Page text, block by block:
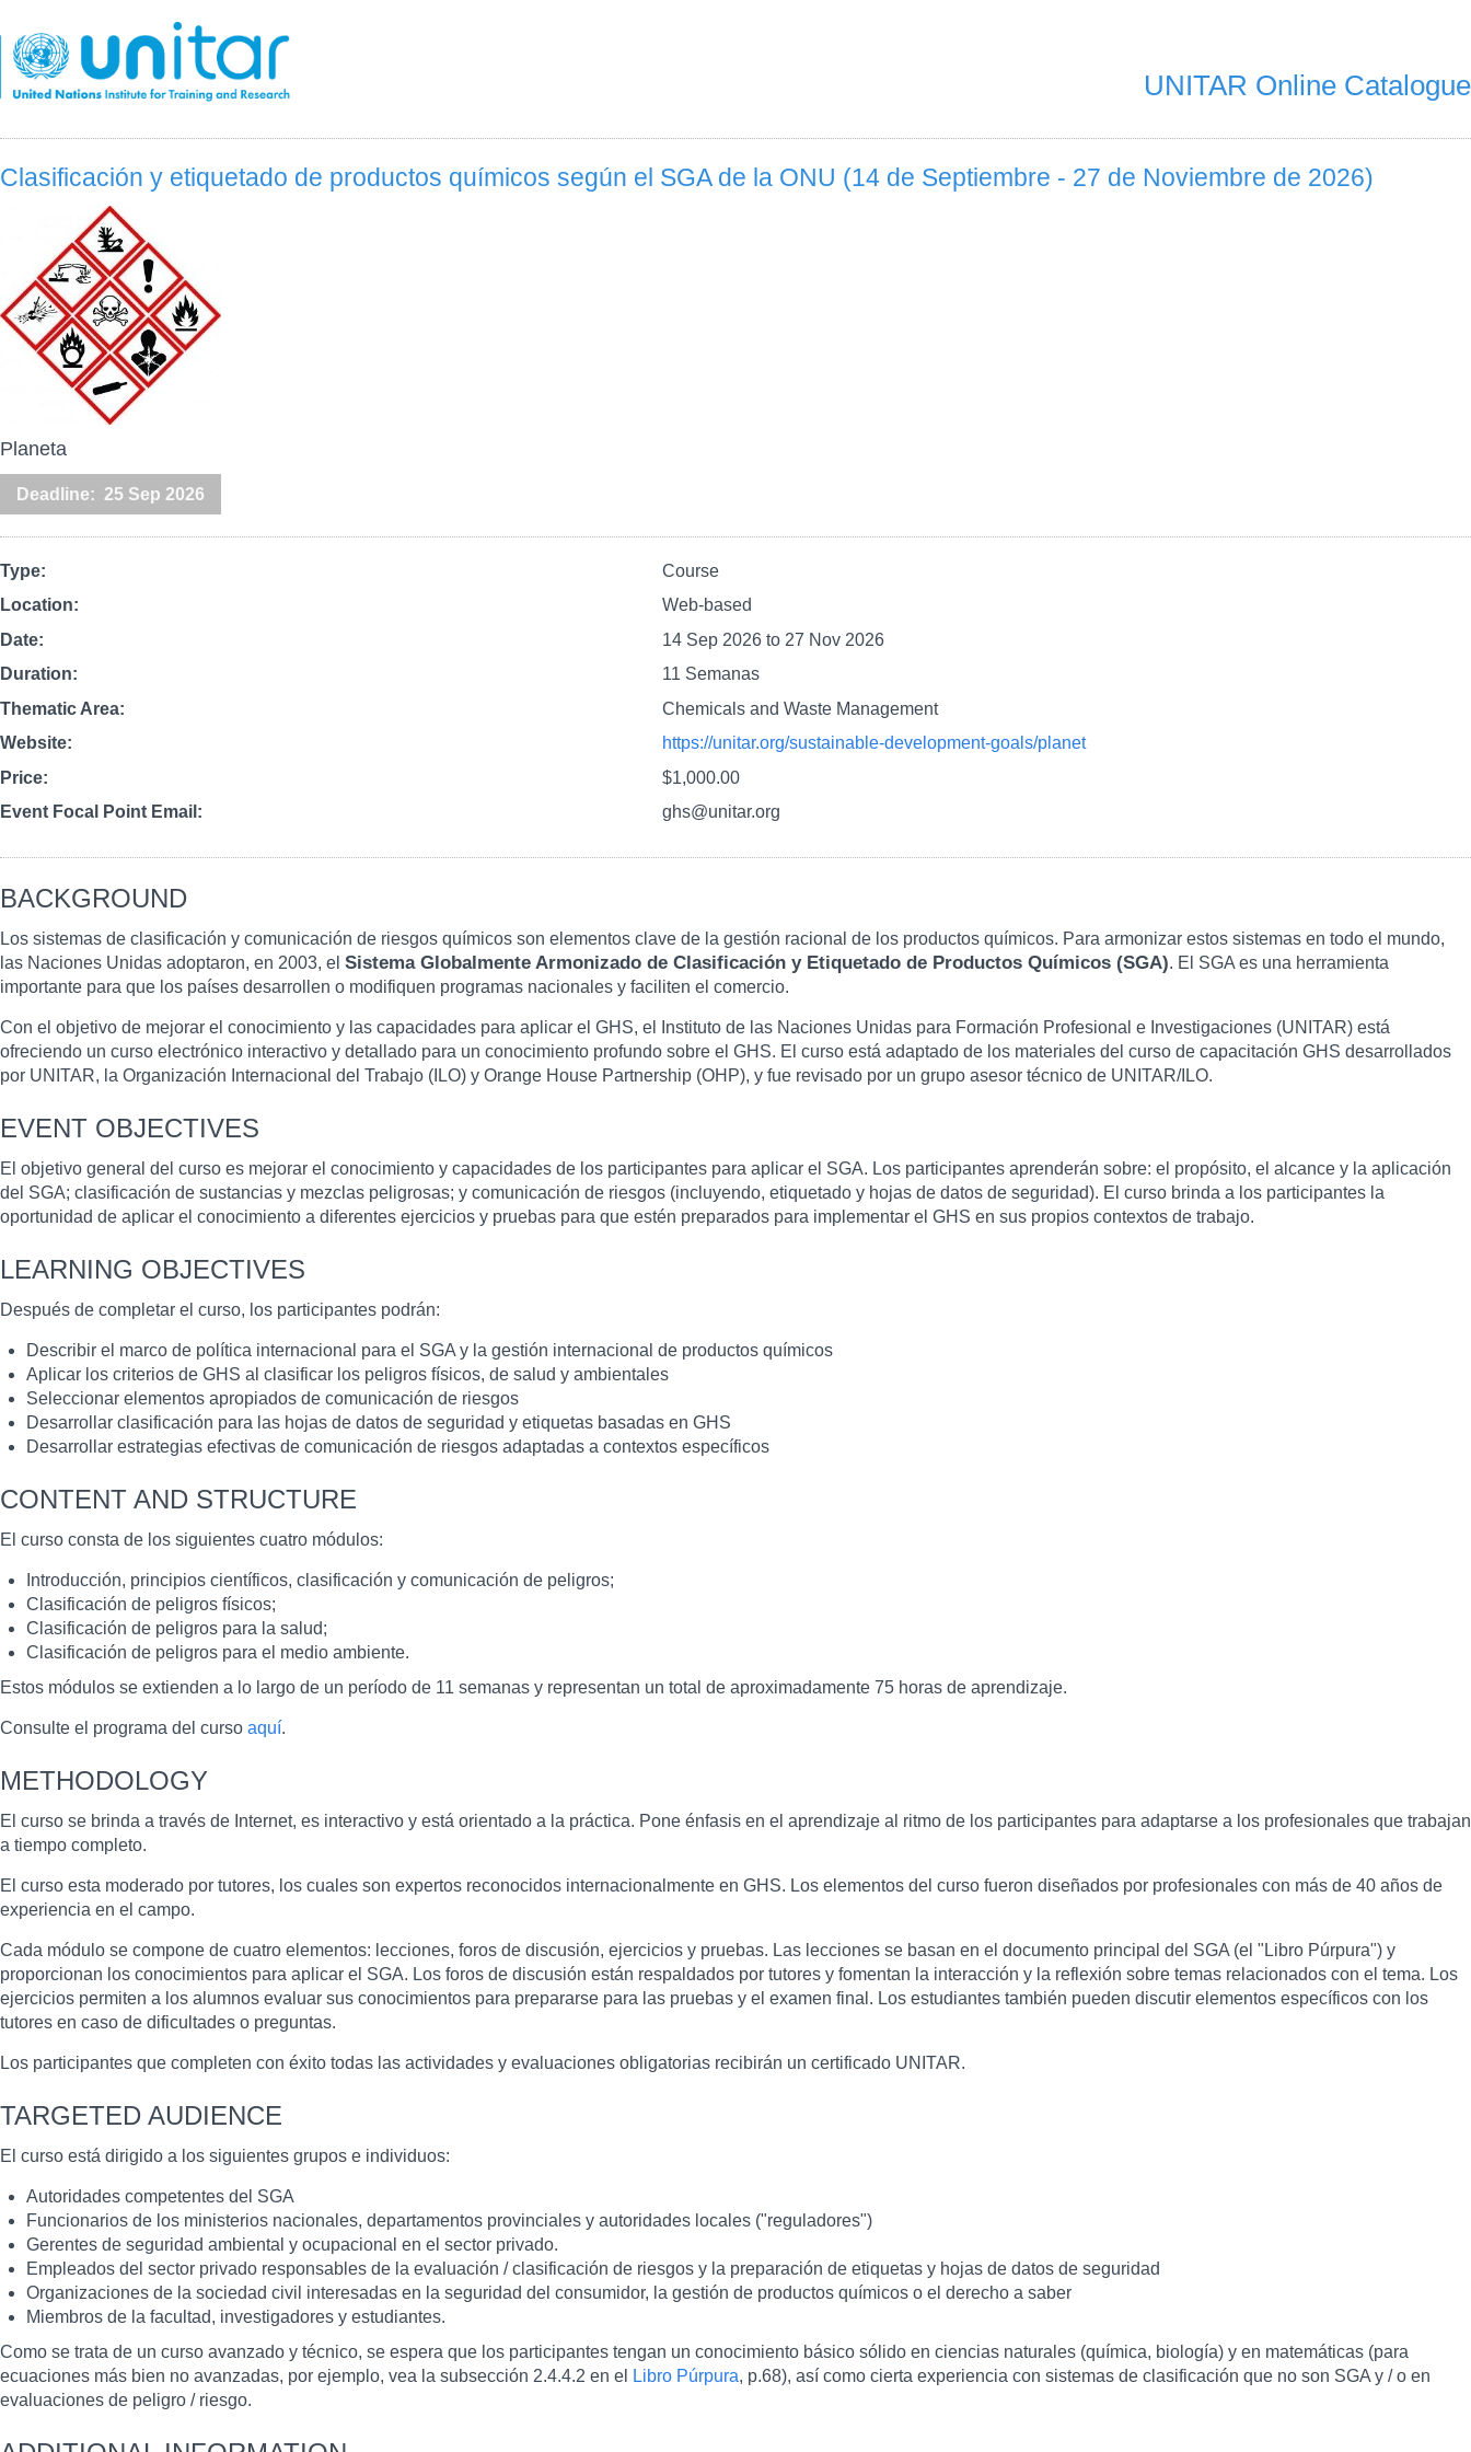
to
main
content
UNITAR Online Catalogue
Clasificación y etiquetado de productos químicos según el SGA de la ONU (14 de Septiembre - 27 de Noviembre de 2026)
Planeta
Deadline 25 Sep 2026
Type
Course
Location
Web-based
Date
14 Sep 2026to 27 Nov 2026
Duration
11 Semanas
Thematic Area
Chemicals and Waste Management
Website
https://unitar.org/sustainable-development-goals/planet
Price
$1,000.00
Event Focal Point Email
ghs@unitar.org
BACKGROUND
Los sistemas de clasificación y comunicación de riesgos químicos son elementos clave de la gestión racional de los productos químicos. Para armonizar estos sistemas en todo el mundo,
las Naciones Unidas adoptaron, en 2003, el Sistema Globalmente Armonizado de Clasificación y Etiquetado de Productos Químicos (SGA). El SGA es una herramienta
importante para que los países desarrollen o modifiquen programas nacionales y faciliten el comercio.
Con el objetivo de mejorar el conocimiento y las capacidades para aplicar el GHS, el Instituto de las Naciones Unidas para Formación Profesional e Investigaciones (UNITAR) está
ofreciendo un curso electrónico interactivo y detallado para un conocimiento profundo sobre el GHS. El curso está adaptado de los materiales del curso de capacitación GHS desarrollados
por UNITAR, la Organización Internacional del Trabajo (ILO) y Orange House Partnership (OHP), y fue revisado por un grupo asesor técnico de UNITAR/ILO.
EVENT OBJECTIVES
El objetivo general del curso es mejorar el conocimiento y capacidades de los participantes para aplicar el SGA. Los participantes aprenderán sobre: el propósito, el alcance y la aplicación
del SGA; clasificación de sustancias y mezclas peligrosas; y comunicación de riesgos (incluyendo, etiquetado y hojas de datos de seguridad). El curso brinda a los participantes la
oportunidad de aplicar el conocimiento a diferentes ejercicios y pruebas para que estén preparados para implementar el GHS en sus propios contextos de trabajo.
LEARNING OBJECTIVES
Después de completar el curso, los participantes podrán:
Describir el marco de política internacional para el SGA y la gestión internacional de productos químicos
Aplicar los criterios de GHS al clasificar los peligros físicos, de salud y ambientales
Seleccionar elementos apropiados de comunicación de riesgos
Desarrollar clasificación para las hojas de datos de seguridad y etiquetas basadas en GHS
Desarrollar estrategias efectivas de comunicación de riesgos adaptadas a contextos específicos
CONTENT AND STRUCTURE
El curso consta de los siguientes cuatro módulos:
Introducción, principios científicos, clasificación y comunicación de peligros;
Clasificación de peligros físicos;
Clasificación de peligros para la salud;
Clasificación de peligros para el medio ambiente.
Estos módulos se extienden a lo largo de un período de 11 semanas y representan un total de aproximadamente 75 horas de aprendizaje.
Consulte el programa del curso aquí.
METHODOLOGY
El curso se brinda a través de Internet, es interactivo y está orientado a la práctica. Pone énfasis en el aprendizaje al ritmo de los participantes para adaptarse a los profesionales que trabajan
a tiempo completo.
El curso esta moderado por tutores, los cuales son expertos reconocidos internacionalmente en GHS. Los elementos del curso fueron diseñados por profesionales con más de 40 años de
experiencia en el campo.
Cada módulo se compone de cuatro elementos: lecciones, foros de discusión, ejercicios y pruebas. Las lecciones se basan en el documento principal del SGA (el "Libro Púrpura") y
proporcionan los conocimientos para aplicar el SGA. Los foros de discusión están respaldados por tutores y fomentan la interacción y la reflexión sobre temas relacionados con el tema. Los
ejercicios permiten a los alumnos evaluar sus conocimientos para prepararse para las pruebas y el examen final. Los estudiantes también pueden discutir elementos específicos con los
tutores en caso de dificultades o preguntas.
Los participantes que completen con éxito todas las actividades y evaluaciones obligatorias recibirán un certificado UNITAR.
TARGETED AUDIENCE
El curso está dirigido a los siguientes grupos e individuos:
Autoridades competentes del SGA
Funcionarios de los ministerios nacionales, departamentos provinciales y autoridades locales ("reguladores")
Gerentes de seguridad ambiental y ocupacional en el sector privado.
Empleados del sector privado responsables de la evaluación / clasificación de riesgos y la preparación de etiquetas y hojas de datos de seguridad
Organizaciones de la sociedad civil interesadas en la seguridad del consumidor, la gestión de productos químicos o el derecho a saber
Miembros de la facultad, investigadores y estudiantes.
Como se trata de un curso avanzado y técnico, se espera que los participantes tengan un conocimiento básico sólido en ciencias naturales (química, biología) y en matemáticas (para
ecuaciones más bien no avanzadas, por ejemplo, vea la subsección 2.4.4.2 en el
Libro Púrpura, p.68), así como cierta experiencia con sistemas de clasificación que no son SGA y / o en
evaluaciones de peligro / riesgo.